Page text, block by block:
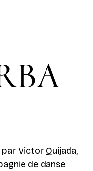
Victor Quijada,
de danse